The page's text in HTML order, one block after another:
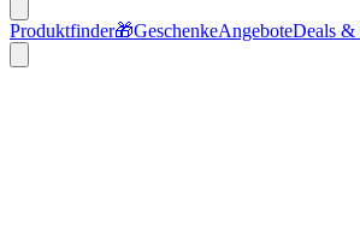
Produktfinder🎁GeschenkeAngeboteDeals &